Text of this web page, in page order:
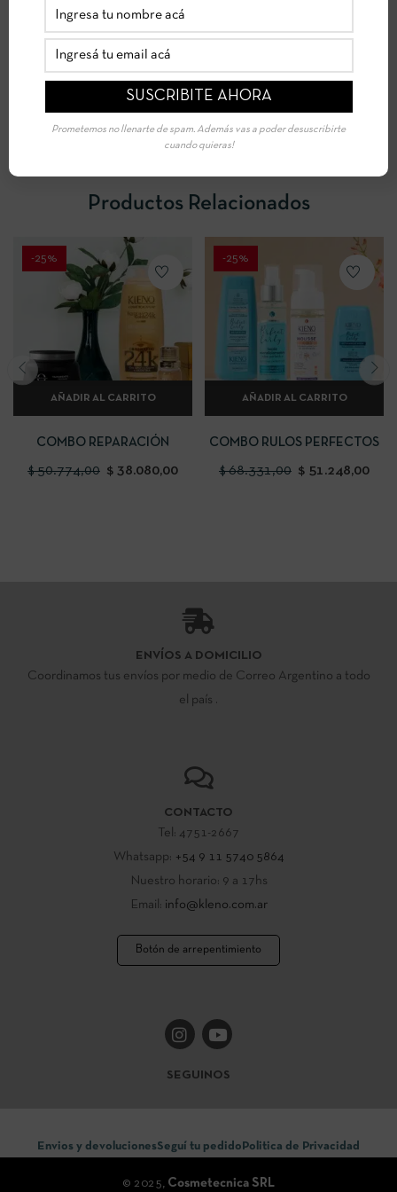
cabello una caída natural y joven. Puede utilizarse todos los días.
Rulos alargados e hidratados.
Silicona hidrosoluble y Pro-vitamina B-5
Cruelty Free
Productos Relacionados
-25%
AÑADIR AL CARRITO
COMBO REPARACIÓN
$50.774,00 $ 38.080,00
-25%
AÑADIR AL CARRITO
COMBO RULOS PERFECTOS
$68.331,00 $ 51.248,00
ENVÍOS A DOMICILIO
Coordinamos tus envíos por medio de Correo Argentino a todo
el país .
CONTACTO
Tel: 4751-2667
Whatsapp: +54 9 11 5740 5864
Nuestro horario: 9 a 17hs
Email: info@kleno.com.ar
Botón de arrepentimiento
SEGUINOS
Envios y devolucionesSeguí tu pedido Politica de Privacidad
© 2025, Cosmetecnica SRL
Prometemos no llenarte de spam. Además vas a poder desuscribirte
cuando quieras!